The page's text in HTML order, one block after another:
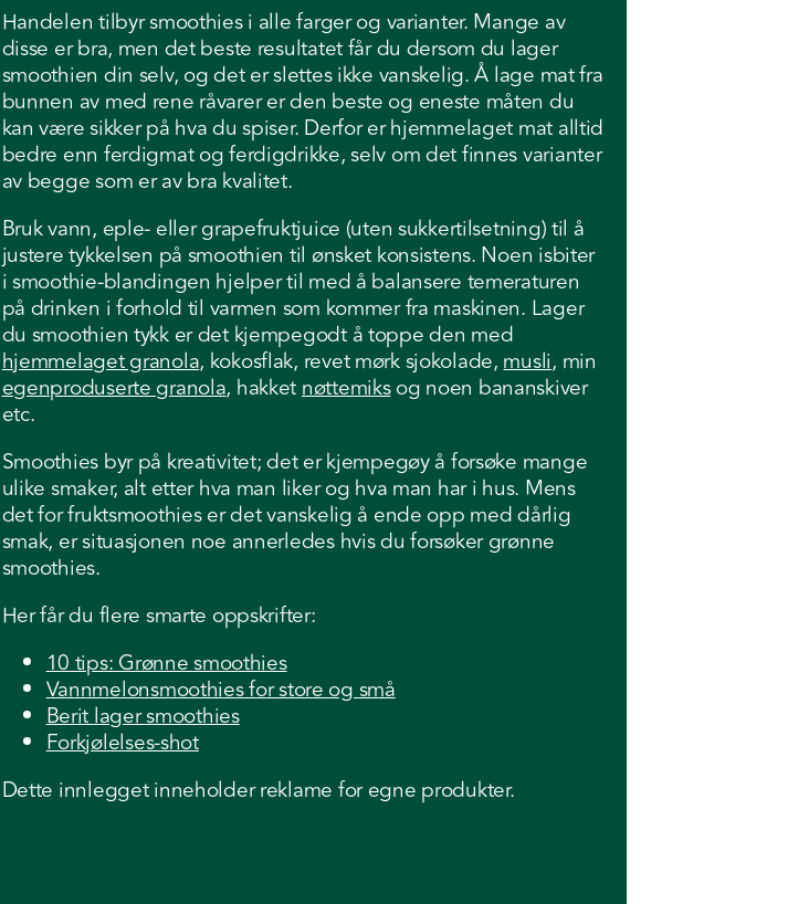
Handelen tilbyr smoothies i alle farger og varianter. Mange av
disse er bra, men det beste resultatet får du dersom du lager
smoothien din selv, og det er slettes ikke vanskelig. Å lage mat fra
bunnen av med rene råvarer er den beste og eneste måten du
kan være sikker på hva du spiser. Derfor er hjemmelaget mat alltid
bedre enn ferdigmat og ferdigdrikke, selv om det finnes varianter
av begge som er av bra kvalitet.
Bruk vann, eple- eller grapefruktjuice (uten sukkertilsetning) til å
justere tykkelsen på smoothien til ønsket konsistens. Noen isbiter
i smoothie-blandingen hjelper til med å balansere temeraturen
på drinken i forhold til varmen som kommer fra maskinen. Lager
du smoothien tykk er det kjempegodt å toppe den med
hjemmelaget granola, kokosflak, revet mørk sjokolade,musli, min
egenproduserte granola, hakketnøttemiksog noen bananskiver
etc.
Smoothies byr på kreativitet; det er kjempegøy å forsøke mange
ulike smaker, alt etter hva man liker og hva man har i hus. Mens
det for fruktsmoothies er det vanskelig å ende opp med dårlig
smak, er situasjonen noe annerledes hvis du forsøker grønne
smoothies.
Her får du flere smarte oppskrifter:
10 tips: Grønne smoothies
Vannmelonsmoothies for store og små
Berit lager smoothies
Forkjølelses-shot
Dette innlegget inneholder reklame for egne produkter.